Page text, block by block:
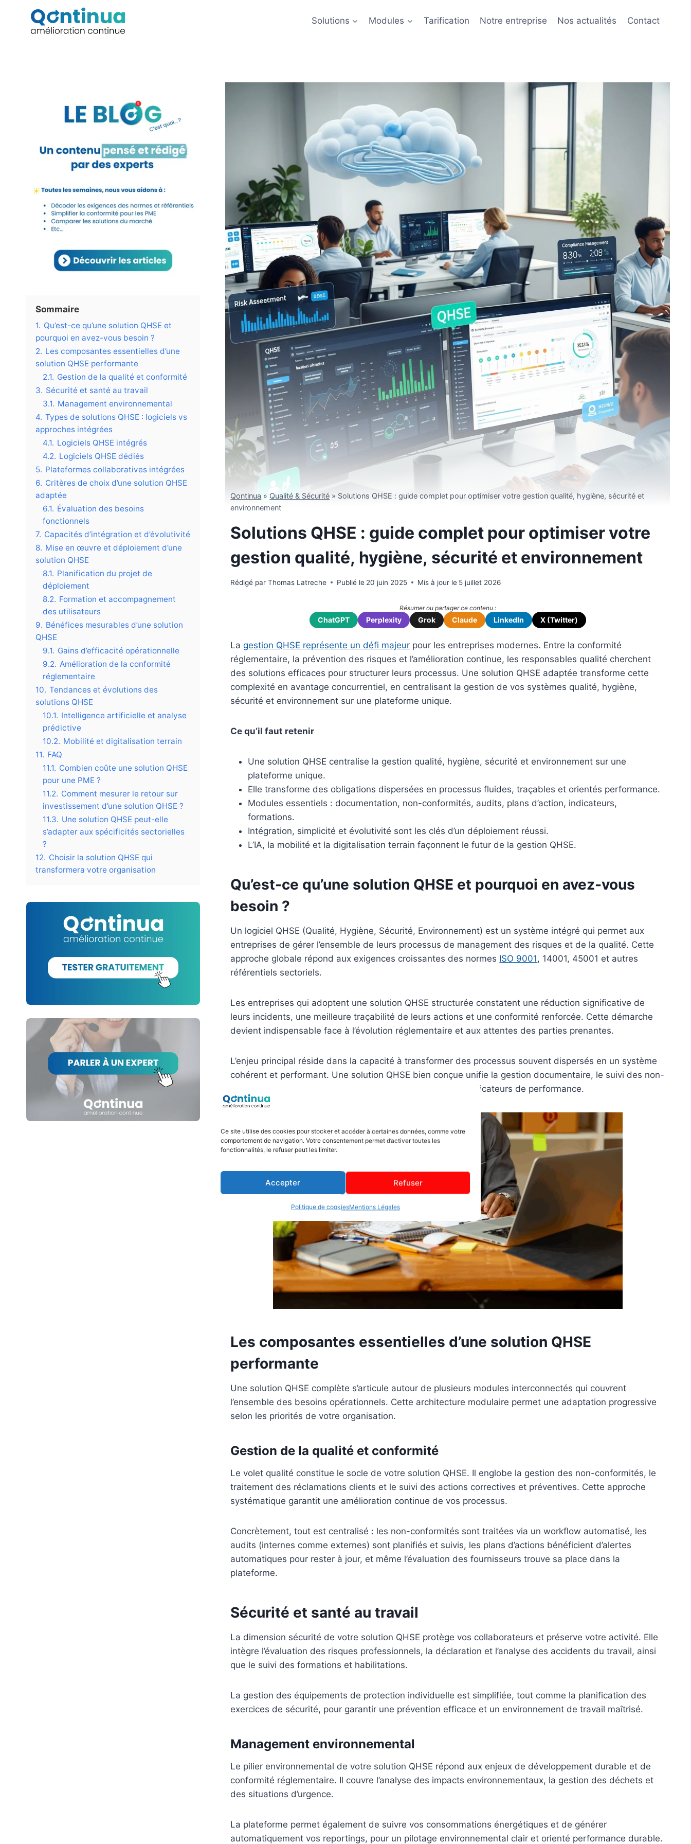
Ce site utilise des cookies pour stocker et accéder à certaines données, comme votre
comportement de navigation. Votre consentement permet d’activer toutes les
fonctionnalités, le refuser peut les limiter.
Accepter Refuser
Politique de cookiesMentions Légales
contenu
Solutions Modules Tarification Notre entreprise Nos actualités Contact
Qontinua » Qualité & Sécurité » Solutions QHSE : guide complet pour optimiser votre gestion qualité, hygiène, sécurité et
environnement
Solutions QHSE : guide complet pour optimiser votre
gestion qualité, hygiène, sécurité et environnement
Rédigé par Thomas Latreche Publié le 20 juin 2025 Mis à jour le 5 juillet 2026
Résumer ou partager ce contenu :
ChatGPT Perplexity Grok Claude LinkedIn X (Twitter)
Lagestion QHSE représente un défi majeur pour les entreprises modernes. Entre la conformité
réglementaire, la prévention des risques et l’amélioration continue, les responsables qualité cherchent
des solutions efficaces pour structurer leurs processus. Une solution QHSE adaptée transforme cette
complexité en avantage concurrentiel, en centralisant la gestion de vos systèmes qualité, hygiène,
sécurité et environnement sur une plateforme unique.
Ce qu’il faut retenir
Une solution QHSE centralise la gestion qualité, hygiène, sécurité et environnement sur une
plateforme unique.
Elle transforme des obligations dispersées en processus fluides, traçables et orientés performance.
Modules essentiels : documentation, non-conformités, audits, plans d’action, indicateurs,
formations.
Intégration, simplicité et évolutivité sont les clés d’un déploiement réussi.
L’IA, la mobilité et la digitalisation terrain façonnent le futur de la gestion QHSE.
Qu’est-ce qu’une solution QHSE et pourquoi en avez-vous
besoin ?
Un logiciel QHSE (Qualité, Hygiène, Sécurité, Environnement) est un système intégré qui permet aux
entreprises de gérer l’ensemble de leurs processus de management des risques et de la qualité. Cette
approche globale répond aux exigences croissantes des normes ISO 9001 , 14001, 45001 et autres
référentiels sectoriels.
Les entreprises qui adoptent une solution QHSE structurée constatent une réduction significative de
leurs incidents, une meilleure traçabilité de leurs actions et une conformité renforcée. Cette démarche
devient indispensable face à l’évolution réglementaire et aux attentes des parties prenantes.
L’enjeu principal réside dans la capacité à transformer des processus souvent dispersés en un système
cohérent et performant. Une solution QHSE bien conçue unifie la gestion documentaire, le suivi des non-
et le pilotage des indicateurs de performance.
Les composantes essentielles d’une solution QHSE
performante
Une solution QHSE complète s’articule autour de plusieurs modules interconnectés qui couvrent
l’ensemble des besoins opérationnels. Cette architecture modulaire permet une adaptation progressive
selon les priorités de votre organisation.
Gestion de la qualité et conformité
Le volet qualité constitue le socle de votre solution QHSE. Il englobe la gestion des non-conformités, le
traitement des réclamations clients et le suivi des actions correctives et préventives. Cette approche
systématique garantit une amélioration continue de vos processus.
Concrètement, tout est centralisé : les non-conformités sont traitées via un workflow automatisé, les
audits (internes comme externes) sont planifiés et suivis, les plans d’actions bénéficient d’alertes
automatiques pour rester à jour, et même l’évaluation des fournisseurs trouve sa place dans la
plateforme.
Sécurité et santé au travail
La dimension sécurité de votre solution QHSE protège vos collaborateurs et préserve votre activité. Elle
intègre l’évaluation des risques professionnels, la déclaration et l’analyse des accidents du travail, ainsi
que le suivi des formations et habilitations.
La gestion des équipements de protection individuelle est simplifiée, tout comme la planification des
exercices de sécurité, pour garantir une prévention efficace et un environnement de travail maîtrisé.
Management environnemental
Le pilier environnemental de votre solution QHSE répond aux enjeux de développement durable et de
conformité réglementaire. Il couvre l’analyse des impacts environnementaux, la gestion des déchets et
des situations d’urgence.
La plateforme permet également de suivre vos consommations énergétiques et de générer
automatiquement vos reportings, pour un pilotage environnemental clair et orienté performance durable.
Sommaire
1. Qu’est-ce qu’une solution QHSE et
pourquoi en avez-vous besoin ?
2. Les composantes essentielles d’une
solution QHSE performante
2.1. Gestion de la qualité et conformité
3. Sécurité et santé au travail
3.1. Management environnemental
4. Types de solutions QHSE : logiciels vs
approches intégrées
4.1. Logiciels QHSE intégrés
4.2. Logiciels QHSE dédiés
5. Plateformes collaboratives intégrées
6. Critères de choix d’une solution QHSE
adaptée
6.1. Évaluation des besoins
fonctionnels
7. Capacités d’intégration et d’évolutivité
8. Mise en œuvre et déploiement d’une
solution QHSE
8.1. Planification du projet de
déploiement
8.2. Formation et accompagnement
des utilisateurs
9. Bénéfices mesurables d’une solution
QHSE
9.1. Gains d’efficacité opérationnelle
9.2. Amélioration de la conformité
réglementaire
10. Tendances et évolutions des
solutions QHSE
10.1. Intelligence artificielle et analyse
prédictive
10.2. Mobilité et digitalisation terrain
11. FAQ
11.1. Combien coûte une solution QHSE
pour une PME ?
11.2. Comment mesurer le retour sur
investissement d’une solution QHSE ?
11.3. Une solution QHSE peut-elle
s’adapter aux spécificités sectorielles
?
12. Choisir la solution QHSE qui
transformera votre organisation